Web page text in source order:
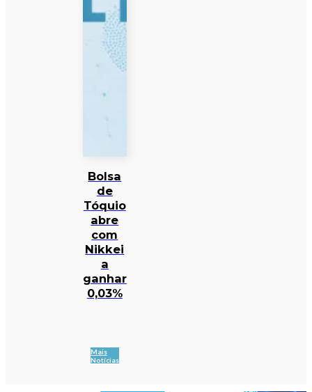
Bolsa
de
Tóquio
abre
com
Nikkei
a
ganhar
0,03%
Mais
Notícias